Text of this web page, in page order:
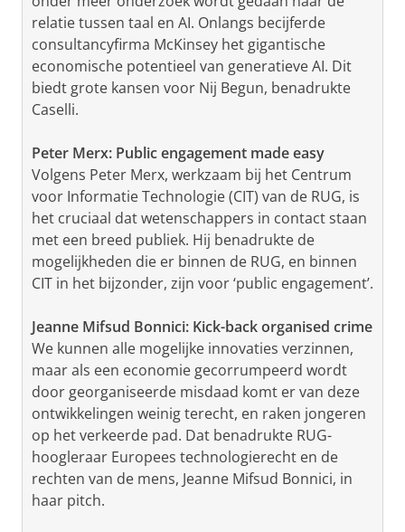
relatie tussen taal en AI. Onlangs becijferde
consultancyfirma McKinsey het gigantische
economische potentieel van generatieve AI. Dit
biedt grote kansen voor Nij Begun, benadrukte
Caselli.
Peter Merx: Public engagement made easy
Volgens Peter Merx, werkzaam bij het Centrum
voor Informatie Technologie (CIT) van de RUG, is
het cruciaal dat wetenschappers in contact staan
met een breed publiek. Hij benadrukte de
mogelijkheden die er binnen de RUG, en binnen
CIT in het bijzonder, zijn voor ‘public engagement’.
Jeanne Mifsud Bonnici: Kick-back organised crime
We kunnen alle mogelijke innovaties verzinnen,
maar als een economie gecorrumpeerd wordt
door georganiseerde misdaad komt er van deze
ontwikkelingen weinig terecht, en raken jongeren
op het verkeerde pad. Dat benadrukte RUG-
hoogleraar Europees technologierecht en de
rechten van de mens, Jeanne Mifsud Bonnici, in
haar pitch.